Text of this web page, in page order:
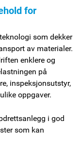
for
som dekker
av materialer.
enklere og
på
inspeksjonsutstyr,
oppgaver.
i god
som kan